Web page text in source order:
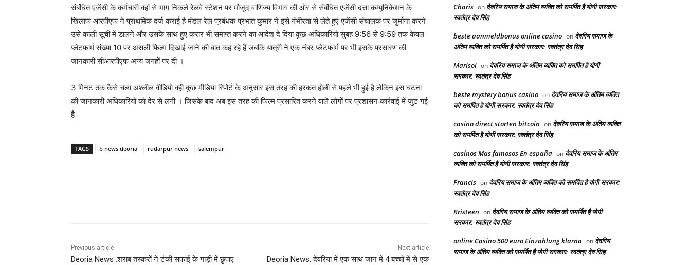
संबंधित एजेंसी के कर्मचारी वहां से भाग निकले रेलवे स्टेशन पर मौजूद वाणिज्य विभाग की ओर से संबंधित एजेंसी दत्ता कम्युनिकेशन के
खिलाफ आरपीएफ ने प्राथमिक दर्ज कराई है मंडल रेल प्रबंधक प्रभात कुमार ने इसे गंभीरता से लेते हुए एजेंसी संचालक पर जुर्माना करने
उसे काली सूची में डालने और उसके साथ हुए करार भी समाप्त करने का आदेश दे दिया कुछ अधिकारियों सुबह 9:56 से 9:59 तक केवल
प्लेटफार्म संख्या 10 पर असली फिल्म दिखाई जाने की बात कह रहे हैं जबकि यात्री ने एक नंबर प्लेटफार्म पर भी इसके प्रसारण की
जानकारी सीआरपीएफ अन्य जगहों पर दी ।
3 मिनट तक कैसे चला अश्लील वीडियो वही कुछ मीडिया रिपोर्ट के अनुसार इस तरह की हरकत होली से पहले भी हुई है लेकिन इस घटना
की जानकारी अधिकारियों को देर से लगी । जिसके बाद अब इस तरह की फिल्म प्रसारित करने वाले लोगों पर प्रशासन कार्रवाई में जुट गई
है
TAGS b news deoria rudarpur news salempur
Previous article
Deoria News :शराब तस्करों ने टंकी सफाई के गाड़ी में छुपाए
Next article
Deoria News: देवरिया में एक साथ जान में 4 बच्चों में से एक
Charis on देवरिय समाज के अंतिम व्यक्ति को समर्पित है योगी सरकार:
स्वतंत्र देव सिंह
beste aanmeldbonus online casino on देवरिय समाज के
अंतिम व्यक्ति को समर्पित है योगी सरकार: स्वतंत्र देव सिंह
Marisol on देवरिय समाज के अंतिम व्यक्ति को समर्पित है योगी
सरकार: स्वतंत्र देव सिंह
beste mystery bonus casino on देवरिय समाज के अंतिम व्यक्ति
को समर्पित है योगी सरकार: स्वतंत्र देव सिंह
casino direct storten bitcoin on देवरिय समाज के अंतिम व्यक्ति
को समर्पित है योगी सरकार: स्वतंत्र देव सिंह
casinos Mas famosos En españa on देवरिय समाज के अंतिम
व्यक्ति को समर्पित है योगी सरकार: स्वतंत्र देव सिंह
Francis on देवरिय समाज के अंतिम व्यक्ति को समर्पित है योगी सरकार:
स्वतंत्र देव सिंह
Kristeen on देवरिय समाज के अंतिम व्यक्ति को समर्पित है योगी
सरकार: स्वतंत्र देव सिंह
online Casino 500 euro Einzahlung klarna on देवरिय
समाज के अंतिम व्यक्ति को समर्पित है योगी सरकार: स्वतंत्र देव सिंह